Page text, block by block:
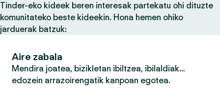
Tinder-eko kideek beren interesak partekatu ohi dituzte
komunitateko beste kideekin. Hona hemen ohiko
jarduerak batzuk:
Aire zabala
Mendira joatea, bizikletan ibiltzea, ibilaldiak…
edozein arrazoirengatik kanpoan egotea.